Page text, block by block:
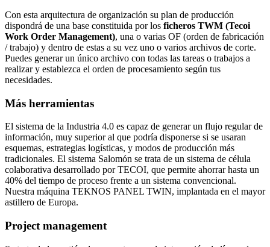
Con esta arquitectura de organización su plan de producción
dispondrá de una base constituida por los ficheros TWM (Tecoi
Work Order Management), una o varias OF (orden de fabricación
/ trabajo) y dentro de estas a su vez uno o varios archivos de corte.
Puedes generar un único archivo con todas las tareas o trabajos a
realizar y establezca el orden de procesamiento según tus
necesidades.
Más herramientas
El sistema de la Industria 4.0 es capaz de generar un flujo regular de
información, muy superior al que podría disponerse si se usaran
esquemas, estrategias logísticas, y modos de producción más
tradicionales. El sistema Salomón se trata de un sistema de célula
colaborativa desarrollado por TECOI, que permite ahorrar hasta un
40% del tiempo de proceso frente a un sistema convencional.
Nuestra máquina TEKNOS PANEL TWIN, implantada en el mayor
astillero de Europa.
Project management